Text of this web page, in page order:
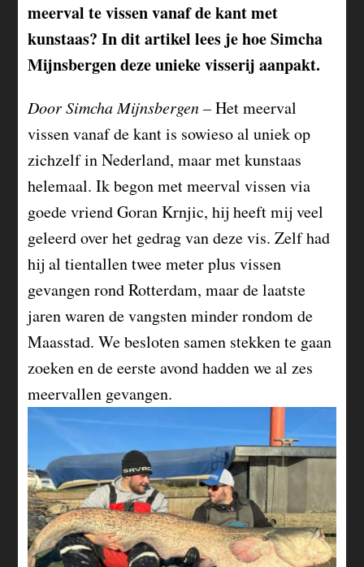
meerval te vissen vanaf de kant met
kunstaas? In dit artikel lees je hoe Simcha
Mijnsbergen deze unieke visserij aanpakt.
Door Simcha Mijnsbergen –Het meerval
vissen vanaf de kant is sowieso al uniek op
zichzelf in Nederland, maar met kunstaas
helemaal. Ik begon met meerval vissen via
goede vriend GoranKrnjic, hij heeft mij veel
geleerd over het gedrag van deze vis. Zelf had
hij al tientallen twee meter plus vissen
gevangen rond Rotterdam, maar de laatste
jaren waren de vangsten minder rondom de
Maasstad. We besloten samen stekken te gaan
zoeken en de eerste avond hadden we al zes
meervallen gevangen.